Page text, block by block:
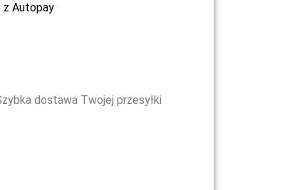
z Autopay
dostawa Twojej przesyłki